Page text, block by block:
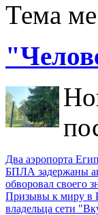
Тема
Два аэропорта
БПЛА задержаны
обворовал своего
Призывы к миру в
владельца сети